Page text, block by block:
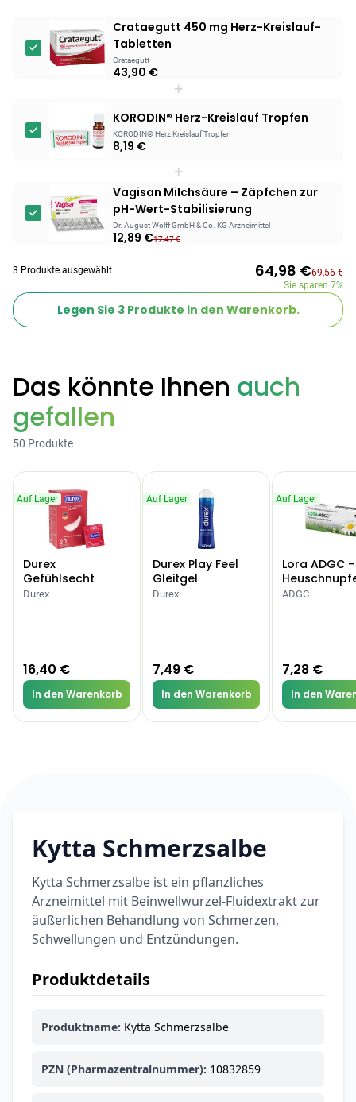
Products
Shampoo für
juckende, trockene
Schuppenflechte
neigende Kopfhaut
12,28 € 16,37 €
Vagisan Milchsäure
– Zäpfchen zur
pH-Wert-
Stabilisierung
12,89 € 17,47 € -26%
ARZNEIMITTEL & GESUNDHEIT
Hämorrhoidensalbe:
Bei Hämorrhoiden
& Juckreiz
12,04 € 12,95 € -7%
Crataegutt 450 mg Herz-Kreislauf-
Tabletten
Crataegutt
43,90 €
+
KORODIN® Herz-Kreislauf Tropfen
KORODIN® Herz Kreislauf Tropfen
8,19 €
+
Vagisan Milchsäure – Zäpfchen zur
pH-Wert-Stabilisierung
Dr. August Wolff GmbH & Co. KG Arzneimittel
12,89 €17,47 €
3 Produkte ausgewählt 64,98 €69,56 €
Sie sparen 7%
Legen Sie 3Produkte in den Warenkorb.
Das könnte Ihnen auch
gefallen
50 Produkte
Auf Lager
Durex
Gefühlsecht
Classic Kondome
Durex
16,40 €
In den Warenkorb
Auf Lager
Durex Play Feel
Gleitgel
Durex
7,49 €
In den Warenkorb
Auf Lager
Lora ADGC
Allergien
ADGC
7,28 €
In den
Kytta Schmerzsalbe
Kytta Schmerzsalbe ist ein pflanzliches
Arzneimittel mit Beinwellwurzel-Fluidextrakt zur
äußerlichen Behandlung von Schmerzen,
Schwellungen und Entzündungen.
Produktdetails
Produktname: Kytta Schmerzsalbe
PZN (Pharmazentralnummer): 10832859